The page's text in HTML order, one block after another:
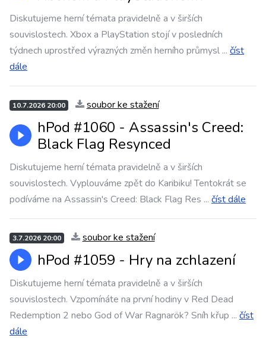
Diskutujeme herní témata pravidelně a v širších
souvislostech. Xbox a PlayStation stojí v posledních
týdnech uprostřed výrazných změn herního průmysl ... číst
dále
10.7.2026 20:00 soubor ke stažení
hPod #1060 - Assassin's Creed:
Black Flag Resynced
Diskutujeme herní témata pravidelně a v širších
souvislostech. Vyplouváme zpět do Karibiku! Tentokrát se
podíváme na Assassin's Creed: Black Flag Res ... číst dále
3.7.2026 20:00 soubor ke stažení
hPod #1059 - Hry na zchlazení
Diskutujeme herní témata pravidelně a v širších
souvislostech. Vzpomínáte na první hodiny v Red Dead
Redemption 2 nebo God of War Ragnarök? Sníh křup ... číst
dále